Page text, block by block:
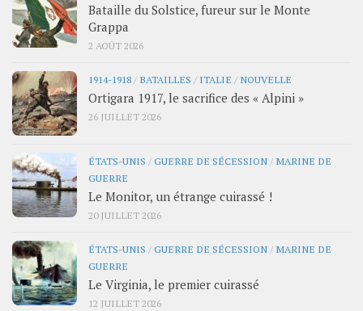
Bataille du Solstice, fureur sur le Monte
Grappa
2 AOÛT 2026
1914-1918 / BATAILLES / ITALIE / NOUVELLE
Ortigara 1917, le sacrifice des « Alpini »
26 JUILLET 2026
ÉTATS-UNIS /GUERRE DE SÉCESSION / MARINE DE
GUERRE
Le Monitor, un étrange cuirassé !
20 JUILLET 2026
ÉTATS-UNIS /GUERRE DE SÉCESSION / MARINE DE
GUERRE
Le Virginia, le premier cuirassé
12 JUILLET 2026